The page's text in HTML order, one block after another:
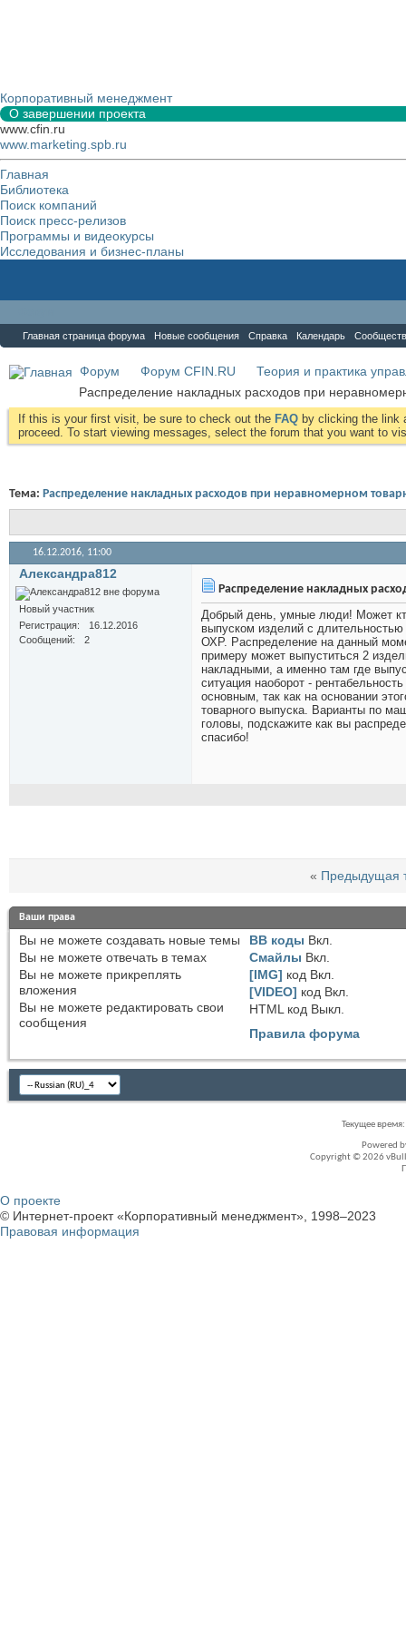
Корпоративный менеджмент
О завершении проекта
www.cfin.ru
www.marketing.spb.ru
Главная
Библиотека
Поиск компаний
Поиск пресс-релизов
Программы и видеокурсы
Исследования и бизнес-планы
Главная страница форума Новые сообщения Справка Календарь
Форум Форум CFIN.RU
Теория и практика
Распределение накладных расходов при
If this is your first visit, be sure to check out the FAQ by clicking the link
proceed. To start viewing messages, select the forum that you want to
Тема: Распределение накладных расходов при неравномерном
16.12.2016, 11:00
Александра812
Новый участник
Регистрация
16.12.2016
Сообщений
2
Распределение накладных
Добрый день, умные люди! Может
выпуском изделий с
ОХР. Распределение на данный
примеру может выпуститься 2
накладными, а именно там где
ситуация наоборот -
основным, так как на основании
товарного выпуска. Варианты по
головы, подскажите как вы
спасибо!
« Предыдущая
Ваши права
Вы не можете создавать новые темы
Вы не можете отвечать в темах
Вы не можете прикреплять
вложения
Вы не можете редактировать свои
сообщения
BB коды Вкл.
Смайлы Вкл.
[IMG] код Вкл.
[VIDEO] код Вкл.
HTML код Выкл.
Правила форума
Текущее время:
Powered
Copyright © 2026
О проекте
© Интернет-проект «Корпоративный менеджмент», 1998–2023
Правовая информация